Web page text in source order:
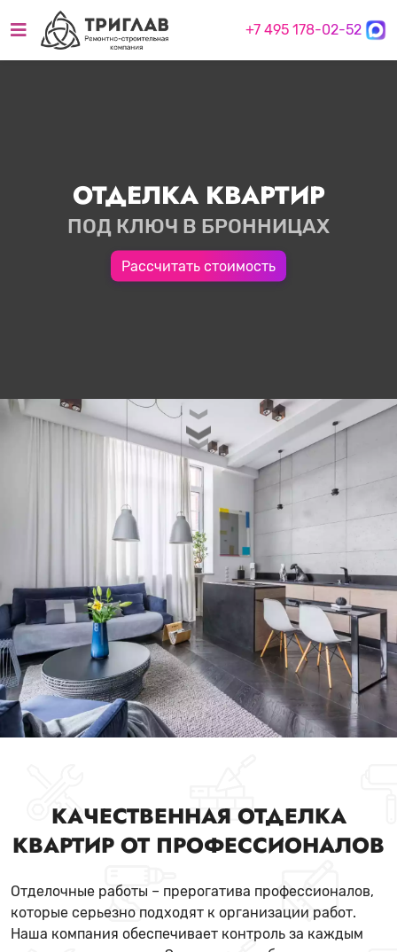
+7 495 178-02-52
ОТДЕЛКА КВАРТИР
ПОД КЛЮЧ В БРОННИЦАХ
Рассчитать стоимость
КАЧЕСТВЕННАЯ ОТДЕЛКА
КВАРТИР ОТ ПРОФЕССИОНАЛОВ
Отделочные работы – прерогатива профессионалов,
которые серьезно подходят к организации работ.
Наша компания обеспечивает контроль за каждым